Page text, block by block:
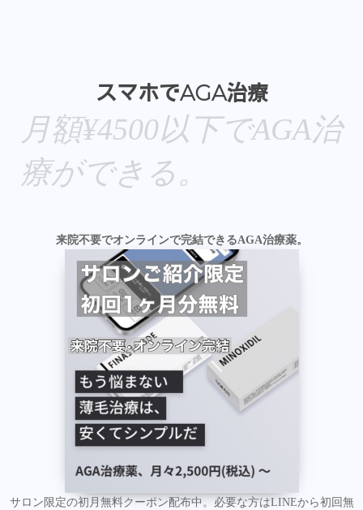
スマホでAGA治療
月額¥4500以下でAGA治
療ができる。
来院不要でオンラインで完結できるAGA治療薬。
サロン限定の初月無料クーポン配布中。必要な方はLINEから初回無